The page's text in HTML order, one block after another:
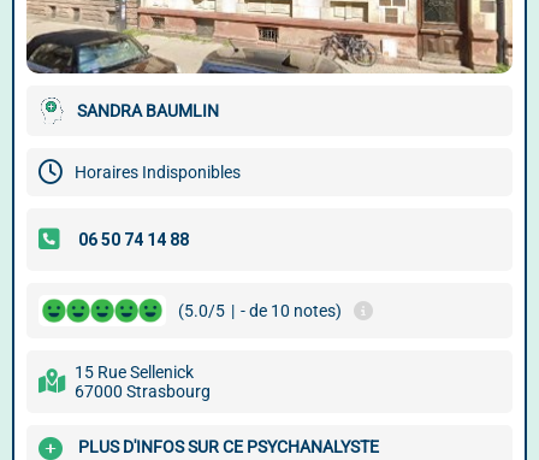
SANDRA BAUMLIN
Horaires Indisponibles
(5.0/5 | - de 10 notes)
15 Rue Sellenick
67000 Strasbourg
PLUS D'INFOS SUR CE PSYCHANALYSTE